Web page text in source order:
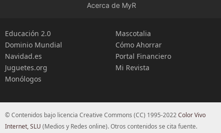
Acerca de MyR
Educación 2.0
Dominio Mundial
Navidad.es
Juguetes.org
Monólogos
Mascotalia
Cómo Ahorrar
Portal Financiero
Mi Revista
© Contenidos bajo licencia Creative Commons (CC) 1995-2022Color Vivo
Internet, SLU (Medios y Redes online). Otros contenidos se cita fuente.